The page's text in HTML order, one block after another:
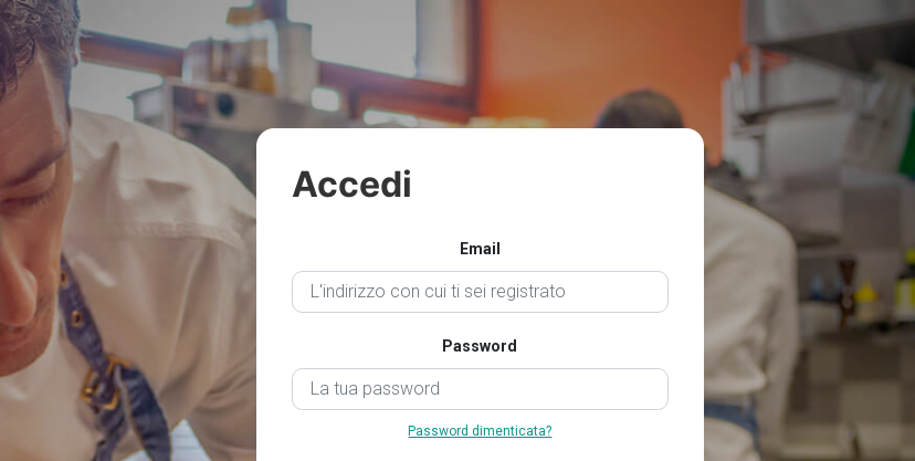
Accedi
Email
Password
Password dimenticata?